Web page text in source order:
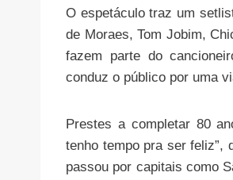
O espetáculo traz um
de Moraes, Tom Jobim,
fazem parte do
conduz o público por uma
Prestes a completar 80
tenho tempo pra ser feliz”,
passou por capitais como